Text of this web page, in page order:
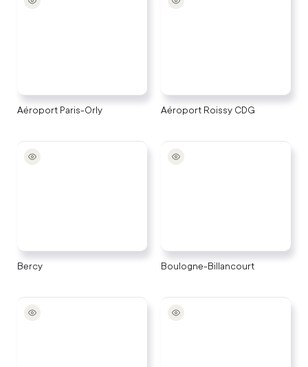
Aéroport Paris-Orly Aéroport Roissy CDG
Bercy Boulogne-Billancourt